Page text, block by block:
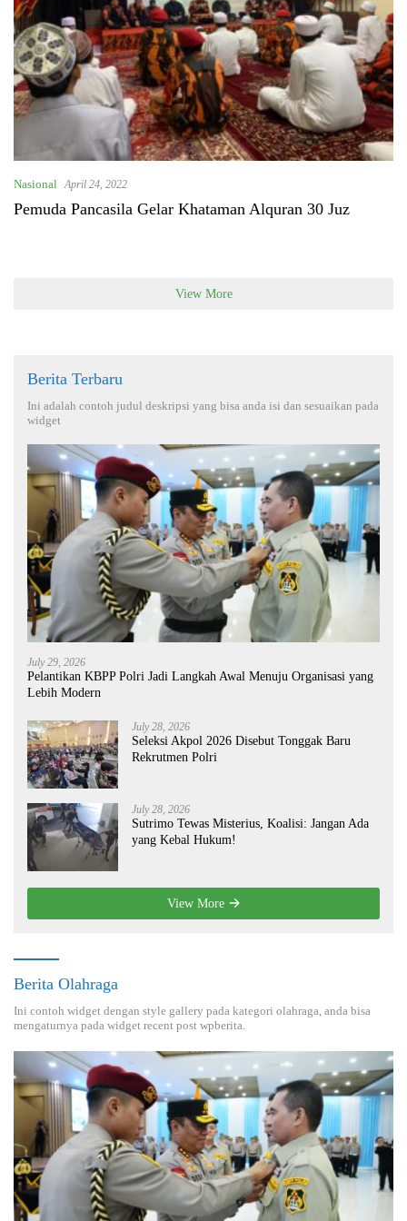
Nasional April 24, 2022
Pemuda Pancasila Gelar Khataman Alquran 30 Juz
View More
Berita Terbaru
Ini adalah contoh judul deskripsi yang bisa anda isi dan sesuaikan pada
widget
July 29, 2026
Pelantikan KBPP Polri Jadi Langkah Awal Menuju Organisasi yang
Lebih Modern
July 28, 2026
Seleksi Akpol 2026 Disebut Tonggak Baru
Rekrutmen Polri
July 28, 2026
Sutrimo Tewas Misterius, Koalisi: Jangan Ada
yang Kebal Hukum!
View More
Berita Olahraga
Ini contoh widget dengan style gallery pada kategori olahraga, anda bisa
mengaturnya pada widget recent post wpberita.